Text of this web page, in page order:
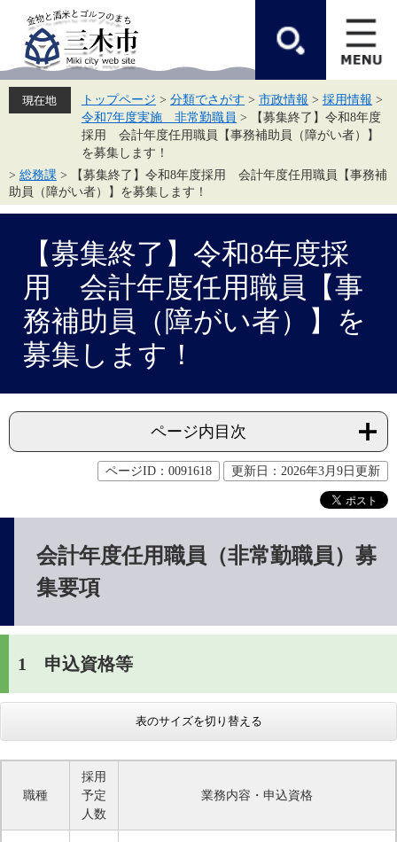
先
頭
を
飛
へ
トップページ > 分類でさがす > 市政情報 > 採用情報 >
令和7年度実施 非常勤職員 >
【募集終了】令和8年度
採用 会計年度任用職員【事務補助員（障がい者）】
を募集します！
> 総務課 >
【募集終了】令和8年度採用 会計年度任用職員【事務補
助員（障がい者）】を募集します！
【募集終了】令和8年度採
用 会計年度任用職員【事
務補助員（障がい者）】を
募集します！
ページ内目次
ページID：0091618 更新日：2026年3月9日更新
会計年度任用職員（非常勤職員）募
集要項
1 申込資格等
表のサイズを切り替える
職種
採用
予定
人数
業務内容・申込資格